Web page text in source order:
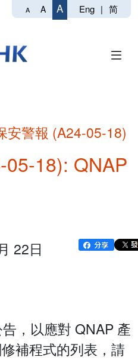
A A A Eng | 简
安警報 (A24-05-18)
18): QNAP
22日
，以應對 QNAP 產
補程式的列表，請